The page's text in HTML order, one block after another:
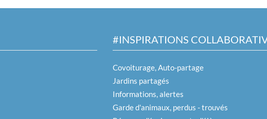
#INSPIRATIONS
Covoiturage, Auto-partage
Jardins partagés
Informations, alertes
Garde d'animaux, perdus - trouvés